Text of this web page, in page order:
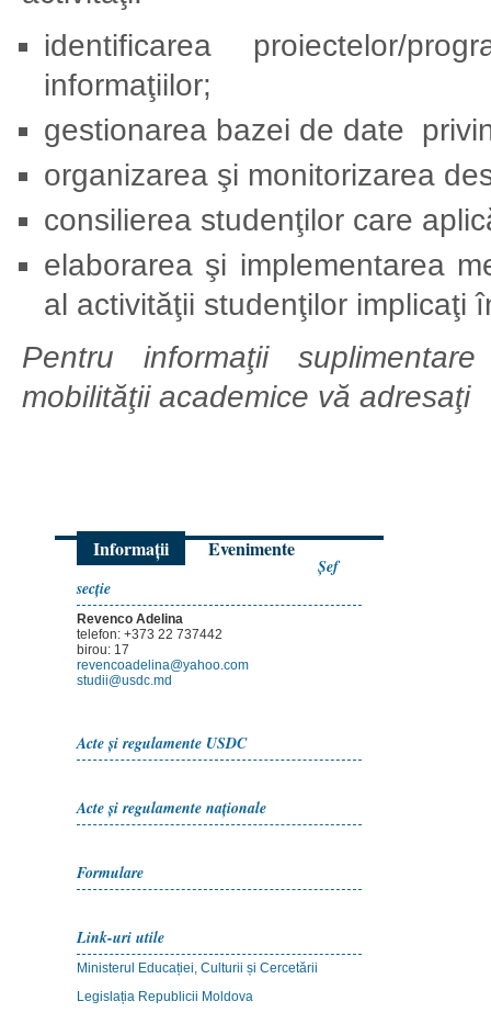
identificarea proiectelor/
informaţiilor;
gestionarea bazei de date
organizarea şi monitorizarea
consilierea studenţilor care
elaborarea şi implementarea
al activităţii studenţilor implicaţi
Pentru informaţii
mobilităţii academice vă
Informații Evenimente
Şef
secţie
Revenco Adelina
telefon: +373 22 737442
birou: 17
revencoadelina@yahoo.com
studii@usdc.md
Acte şi regulamente USDC
Acte şi regulamente naţionale
Formulare
Link-uri utile
Ministerul Educației, Culturii și Cercetării
Legislația Republicii Moldova